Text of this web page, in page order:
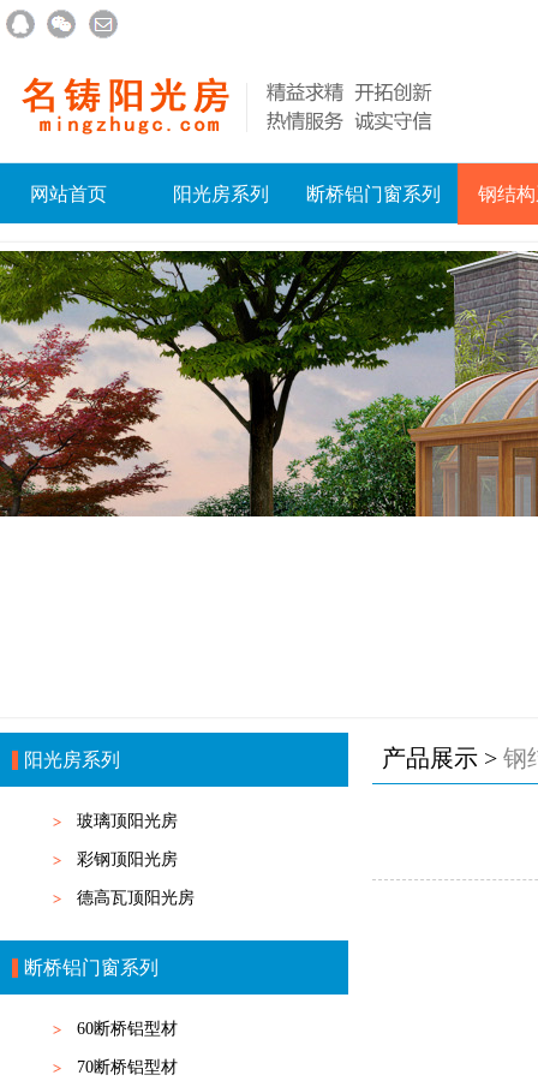
网站首页 阳光房系列 断桥铝门窗系列 钢结
联系我们
阳光房系列
玻璃顶阳光房
彩钢顶阳光房
德高瓦顶阳光房
断桥铝门窗系列
60断桥铝型材
70断桥铝型材
产品展示 > 钢